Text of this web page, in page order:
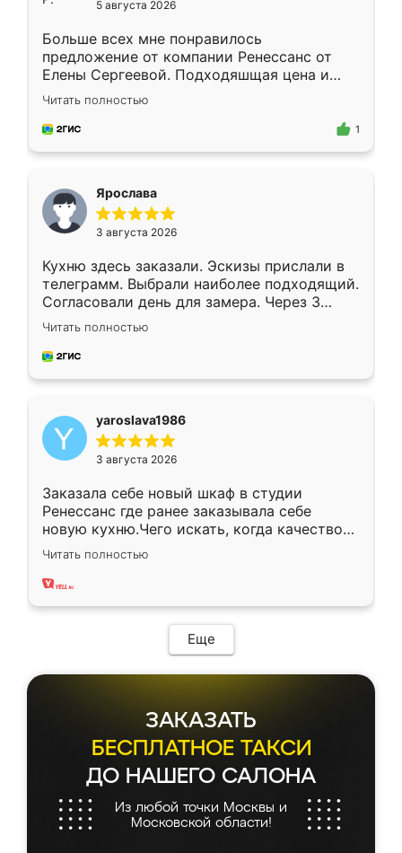
5 августа 2026
Больше всех мне понравилось
предложение от компании Ренессанс от
Елены Сергеевой. Подходяшщая цена и
короткие сроки изготовления. Приехавший
для замера сотрудник Владислав
предложил по моему эскизу самый
Читать полностью
1
Ярослава
3 августа 2026
Кухню здесь заказали. Эскизы прислали в
телеграмм. Выбрали наиболее подходящий.
Согласовали день для замера. Через 3
недели кухня была уже готова. Остались
довольны работой. Спасибо Ренессанс
мебель за качественную работу!
Читать полностью
yaroslava1986
3 августа 2026
Заказала себе новый шкаф в студии
Ренессанс где ранее заказывала себе
новую кухню.Чего искать, когда качеством
вполне довольна. Служит кухня уже почти
два года, нареканий нет.
Читать полностью
Еще
ЗАКАЗАТЬ
БЕСПЛАТНОЕ ТАКСИ
ДО НАШЕГО САЛОНА
Из любой точки Москвы и
Московской области!